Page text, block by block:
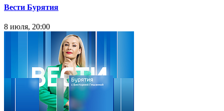
Вести Бурятия
8 июля, 20:00